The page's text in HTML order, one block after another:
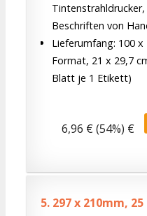
Beschriften von
Lieferumfang: 100
Format, 21 x 29,7
Blatt je 1 Etikett)
6,96 € (54%) €
5. 297 x 210mm,